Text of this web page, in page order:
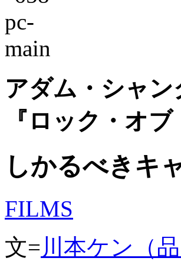
アダム・シャ
『ロック・オ
しかるべきキ
FILMS
文=川本ケン（品